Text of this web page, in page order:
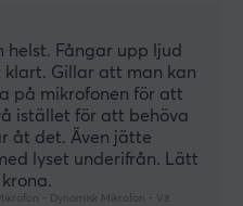
helst. Fångar upp ljud
klart. Gillar att man kan
på mikrofonen för att
istället för att behöva
åt det. Även jätte
lyset underifrån. Lätt
- Dynamisk Mikrofon - Vit